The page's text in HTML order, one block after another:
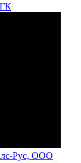
ГК
Рус, ООО